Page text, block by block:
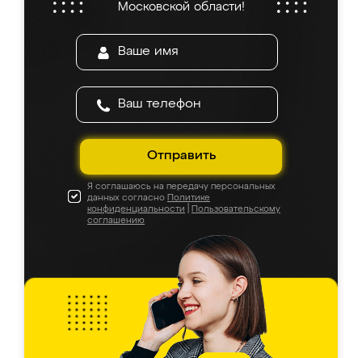
Московской области!
Отправить
Я соглашаюсь на передачу персональных
данных согласно Политике
конфиденциальности
Пользовательскому
соглашению